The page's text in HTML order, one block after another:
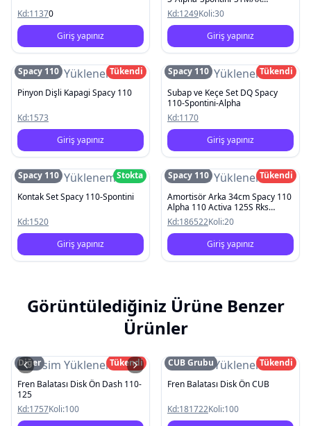
Kd:11370
Giriş yapınız
Kobra2000
Kd:1249Koli:30
Giriş yapınız
Resim Yüklenemedi
Spacy 110
Tükendi
Pinyon Dişli Kapagi Spacy 110
Kd:1573
Giriş yapınız
Resim Yüklenemedi
Spacy 110
Tükendi
Subap ve Keçe Set DQ Spacy
110-Spontini-Alpha
Kd:1170
Giriş yapınız
Resim Yüklenemedi
Spacy 110
Stokta
Kontak Set Spacy 110-Spontini
Kd:1520
Giriş yapınız
Resim Yüklenemedi
Spacy 110
Tükendi
Amortisör Arka 34cm Spacy 110
Alpha 110 Activa 125S Rks
Spontını 110 Kanuni Mati 125
Kd:186522Koli:20
Giriş yapınız
Görüntülediğiniz Ürüne Benzer
Ürünler
Resim Yüklenemedi
Diğer
Tükendi
Fren Balatası Disk Ön Dash 110-
125
Kd:1757Koli:100
Resim Yüklenemedi
CUB Grubu
Tükendi
Fren Balatası Disk Ön CUB
Kd:181722Koli:100